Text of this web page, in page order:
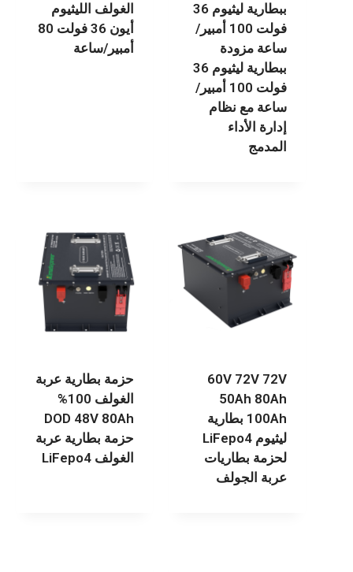
ببطارية ليثيوم 36
فولت 100 أمبير/
ساعة مزودة
ببطارية ليثيوم 36
فولت 100 أمبير/
ساعة مع نظام
إدارة الأداء
المدمج
الغولف الليثيوم
أيون 36 فولت 80
أمبير/ساعة
60V 72V 72V
50Ah 80Ah
100Ah بطارية
ليثيوم LiFepo4
لحزمة بطاريات
عربة الجولف
حزمة بطارية عربة
الغولف 100%
DOD 48V 80Ah
حزمة بطارية عربة
الغولف LiFepo4